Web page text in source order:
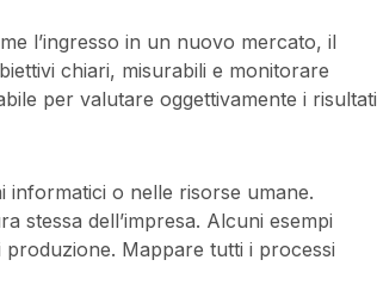
l’ingresso in un nuovo mercato, il
chiari, misurabili e monitorare
per valutare oggettivamente i risultati
informatici o nelle risorse umane.
stessa dell’impresa. Alcuni esempi
Mappare tutti i processi